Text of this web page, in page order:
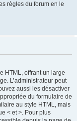
règles du forum en le
HTML, offrant un large
L’administrateur peut
aussi les désactiver
du formulaire de
au style HTML, mais
< et >. Pour plus